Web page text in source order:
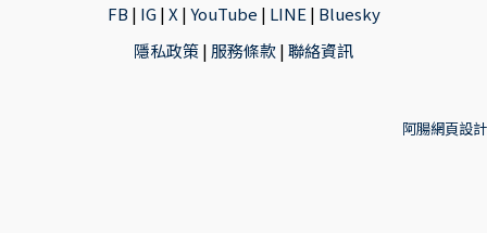
FB | IG|X |YouTube | LINE | Bluesky
隱私政策| 服務條款|聯絡資訊
阿腸網頁設計